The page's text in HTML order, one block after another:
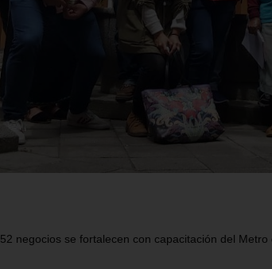
52 negocios se fortalecen con capacitación del Metro